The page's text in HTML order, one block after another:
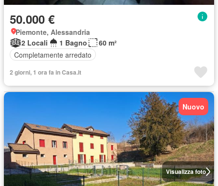
50.000 €
Piemonte, Alessandria
2 Locali
1 Bagno
60 m²
Completamente arredato
2 giorni, 1 ora fa in Casa.it
Visualizza foto
Nuovo